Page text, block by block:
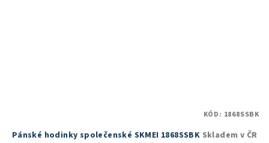
Pánské hodinky společenské SKMEI 1868SSBK Skladem v ČR
KÓD: 1868SSBK